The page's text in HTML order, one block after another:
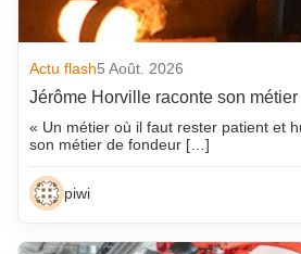
Actu flash5 Août. 2026
Jérôme Horville raconte son métier
« Un métier où il faut rester patient et
son métier de fondeur […]
piwi